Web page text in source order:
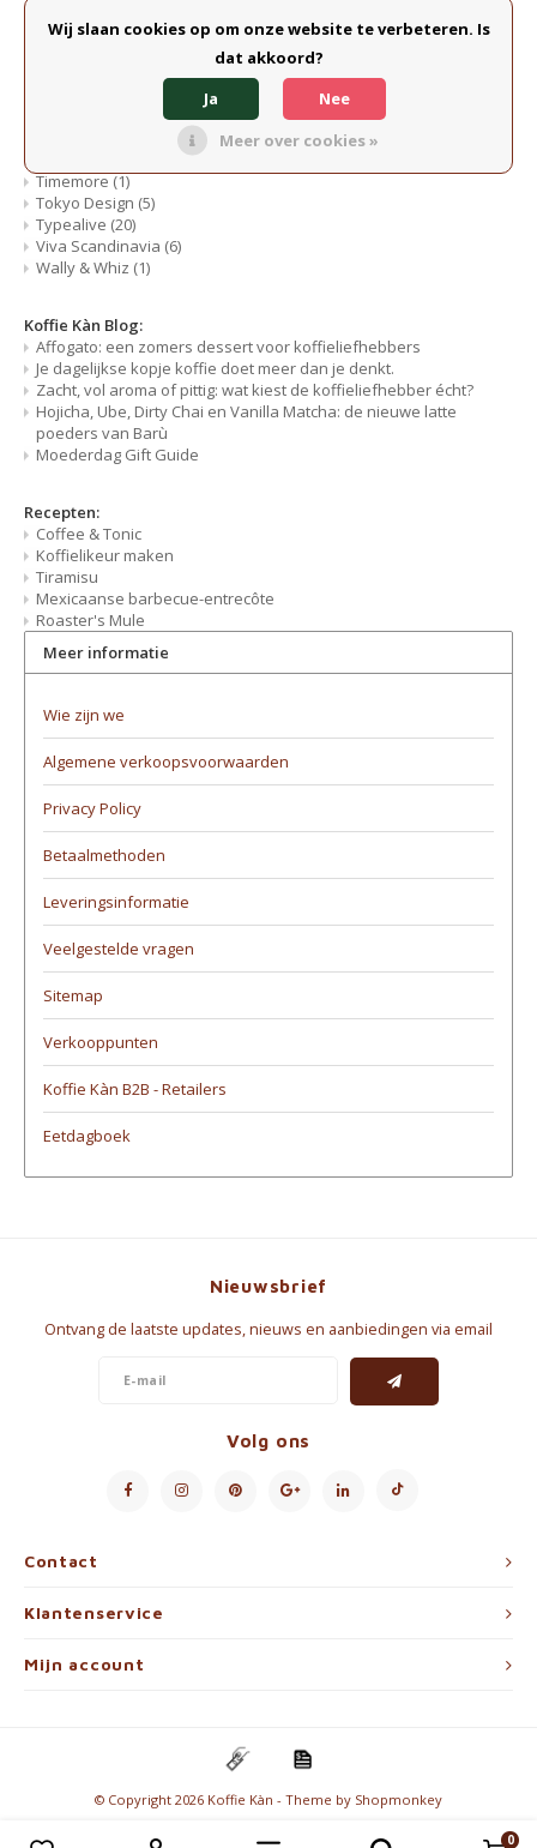
0
Sass&Belle (23)
(5)
Timemore(1)
Tokyo Design (5)
Typealive (20)
Viva Scandinavia (6)
Wally & Whiz (1)
Koffie Kàn Blog:
Affogato: een zomers dessert voor koffieliefhebbers
Je dagelijkse kopje koffie doet meer dan je denkt.
Zacht, vol aroma of pittig: wat kiest de koffieliefhebber écht?
Hojicha, Ube, Dirty Chai en Vanilla Matcha: de nieuwe latte
poeders van Barù
Moederdag Gift Guide
Recepten:
Coffee & Tonic
Koffielikeur maken
Tiramisu
Mexicaanse barbecue-entrecôte
Roaster's Mule
Meer informatie
Wie zijn we
Algemene verkoopsvoorwaarden
Privacy Policy
Betaalmethoden
Leveringsinformatie
Veelgestelde vragen
Sitemap
Verkooppunten
Koffie Kàn B2B - Retailers
Eetdagboek
Contact
Nieuwsbrief
Ontvang de laatste updates, nieuws en aanbiedingen via email
Volg ons
Klantenservice
Mijn account
© Copyright 2026 Koffie Kàn - Theme by Shopmonkey
Wij slaan cookies op om onze website te verbeteren. Is
dat akkoord?
Ja
Nee
Meer over cookies »